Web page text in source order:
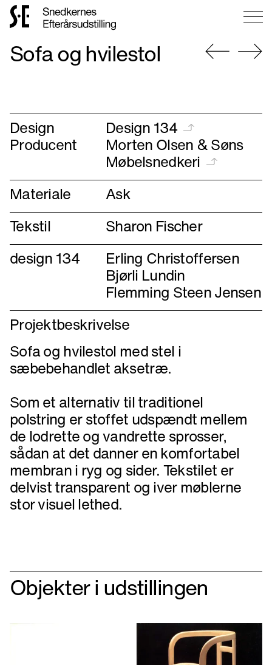
til
forsiden
Sofa og hvilestol
Design Design 134
Producent Morten Olsen & Søns
Møbelsnedkeri
Materiale
Ask
Tekstil
Sharon Fischer
design 134
Erling Christoffersen
Bjørli Lundin
Flemming Steen Jensen
Projektbeskrivelse
Sofa og hvilestol med stel i
sæbebehandlet aksetræ.
Som et alternativ til traditionel
polstring er stoffet udspændt mellem
de lodrette og vandrette sprosser,
sådan at det danner en komfortabel
membran i ryg og sider. Tekstilet er
delvist transparent og iver møblerne
stor visuel lethed.
Objekter i udstillingen